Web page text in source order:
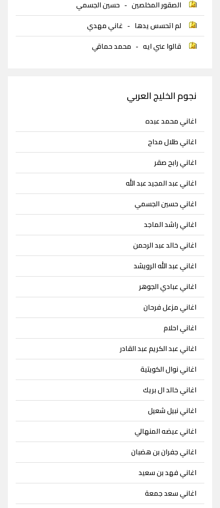
الصقور المخلصين - حسين الجسمي
لم اتحسس يدها - غاني مهدي
قالوا عني ايه - محمد حماقي
نجوم الخليج العربي
اغاني محمد عبده
اغاني طلال مداح
اغاني رابح صقر
اغاني عبد المجيد عبد الله
اغاني حسين الجسمي
اغاني راشد الماجد
اغاني خالد عبد الرحمن
اغاني عبد الله الرويشد
اغاني عبادي الجوهر
اغاني مزعل فرحان
اغاني احلام
اغاني عبد الكريم عبد القادر
اغاني نوال الكويتية
اغاني خالد ال بريك
اغاني نبيل شعيل
اغاني عيضه المنهالي
اغاني جفران بن هضبان
اغاني فهد بن سعيد
اغاني سعد جمعة